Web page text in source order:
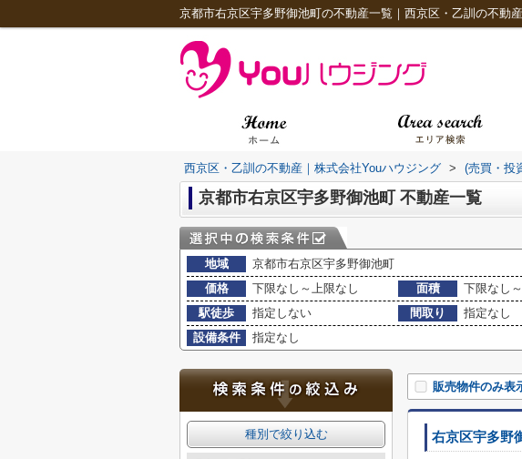
京都市右京区宇多野御池町の不動産一覧｜西京区・乙訓の不動
西京区・乙訓の不動産｜株式会社Youハウジング > (売買・投
京都市右京区宇多野御池町 不動産一覧
地域
京都市右京区宇多野御池町
価格
下限なし～上限なし 面積 下限なし
駅徒歩
指定しない 間取り
指定なし
設備条件
指定なし
販売物件のみ表
右京区宇多野
種別で絞り込む